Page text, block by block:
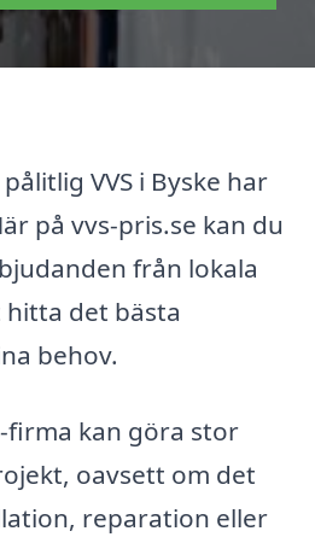
VVS i Byske har
på vvs-pris.se kan du
från lokala
det bästa
behov.
firma kan göra stor
oavsett om det
reparation eller